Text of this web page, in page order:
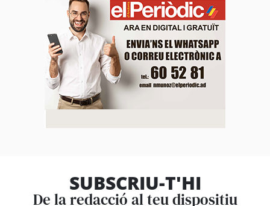
SUBSCRIU-T'HI
De la redacció al teu dispositiu